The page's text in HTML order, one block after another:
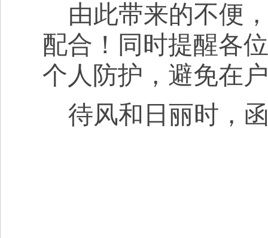
由此带来的不便
配合！同时提醒各
个人防护，避免在
待风和日丽时，